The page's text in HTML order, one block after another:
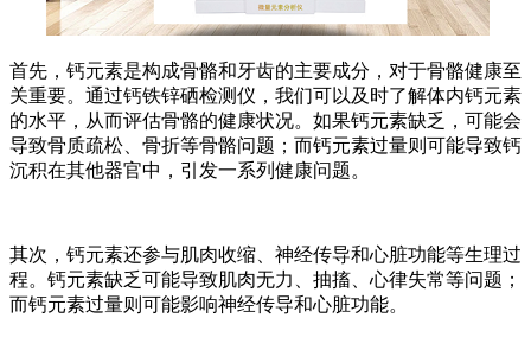
首先，钙元素是构成骨骼和牙齿的主要成分，对于骨骼健康至
关重要。通过钙铁锌硒检测仪，我们可以及时了解体内钙元素
的水平，从而评估骨骼的健康状况。如果钙元素缺乏，可能会
导致骨质疏松、骨折等骨骼问题；而钙元素过量则可能导致钙
沉积在其他器官中，引发一系列健康问题。
其次，钙元素还参与肌肉收缩、神经传导和心脏功能等生理过
程。钙元素缺乏可能导致肌肉无力、抽搐、心律失常等问题；
而钙元素过量则可能影响神经传导和心脏功能。